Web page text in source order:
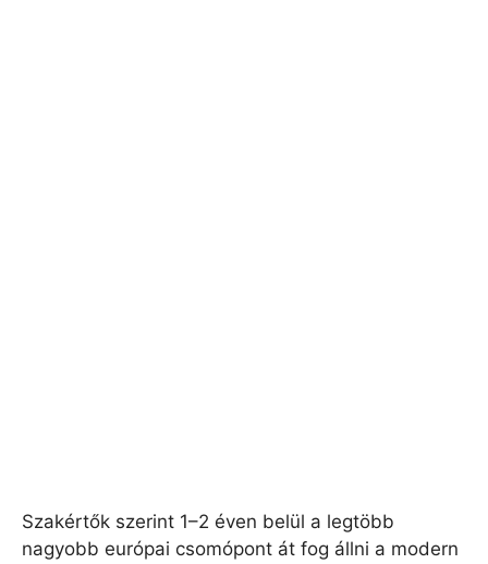
Szakértők szerint 1–2 éven belül a legtöbb
nagyobb európai csomópont át fog állni a modern